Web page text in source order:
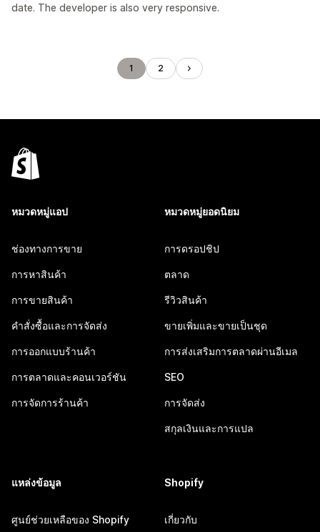
date. The developer is also very responsive.
1 2
หมวดหมู่แอป
ช่องทางการขาย
การหาสินค้า
การขายสินค้า
คำสั่งซื้อและการจัดส่ง
การออกแบบร้านค้า
การตลาดและคอนเวอร์ชัน
การจัดการร้านค้า
หมวดหมู่ยอดนิยม
การดรอปชิป
ตลาด
รีวิวสินค้า
ขายเพิ่มและขายเป็นชุด
การส่งเสริมการตลาดผ่านอีเมล
SEO
การจัดส่ง
สกุลเงินและการแปล
แหล่งข้อมูล
ศูนย์ช่วยเหลือของ Shopify
Shopify
เกี่ยวกับ